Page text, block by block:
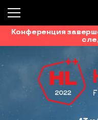
Конференция